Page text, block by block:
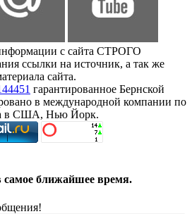
с сайта СТРОГО
ссылки на источник, а так же
сайта.
гарантированное Бернской
в международной компании по
в США, Нью Йорк.
ближайшее время.